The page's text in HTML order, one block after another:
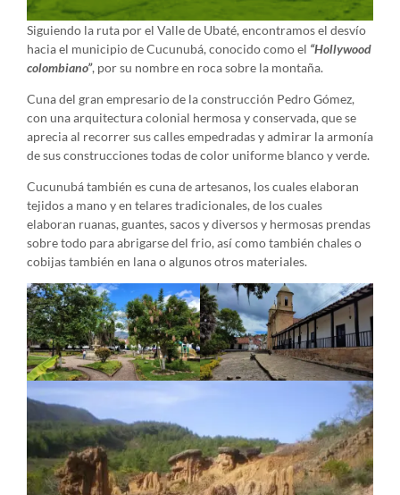
Siguiendo la ruta por el Valle de Ubaté, encontramos el desvío
hacia el municipio de Cucunubá, conocido como el “Hollywood
colombiano”, por su nombre en roca sobre la montaña.
Cuna del gran empresario de la construcción Pedro Gómez,
con una arquitectura colonial hermosa y conservada, que se
aprecia al recorrer sus calles empedradas y admirar la armonía
de sus construcciones todas de color uniforme blanco y verde.
Cucunubá también es cuna de artesanos, los cuales elaboran
tejidos a mano y en telares tradicionales, de los cuales
elaboran ruanas, guantes, sacos y diversos y hermosas prendas
sobre todo para abrigarse del frio, así como también chales o
cobijas también en lana o algunos otros materiales.